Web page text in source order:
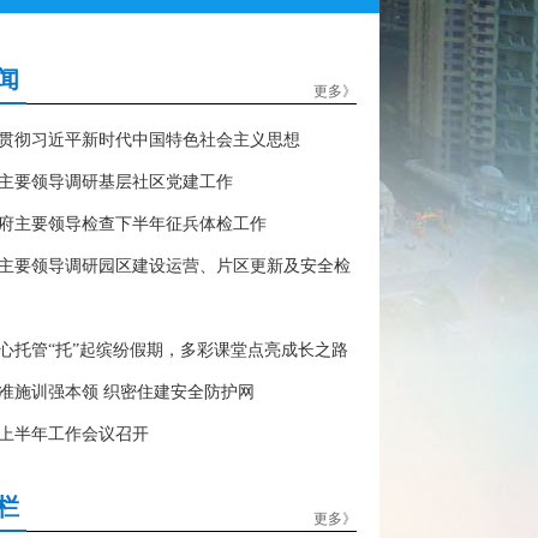
更多》
彻习近平新时代中国特色社会主义思想
要领导调研基层社区党建工作
主要领导检查下半年征兵体检工作
要领导调研园区建设运营、片区更新及安全检
托管“托”起缤纷假期，多彩课堂点亮成长之路
施训强本领 织密住建安全防护网
半年工作会议召开
更多》